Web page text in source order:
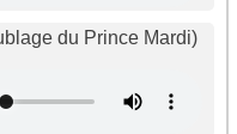
du Prince Mardi)